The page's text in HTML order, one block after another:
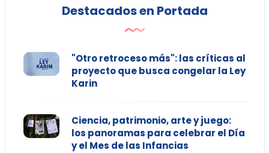
Destacados en Portada
"Otro retroceso más": las críticas al
proyecto que busca congelar la Ley
Karin
Ciencia, patrimonio, arte y juego:
los panoramas para celebrar el Día
y el Mes de las Infancias